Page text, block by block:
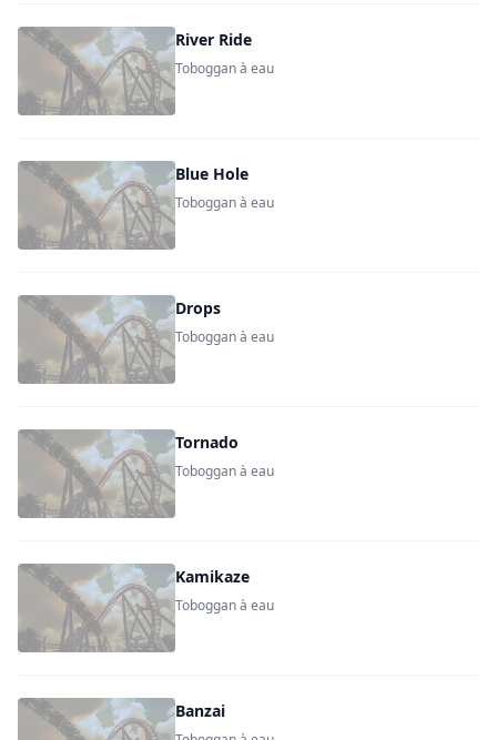
River Ride
Toboggan à eau
Blue Hole
Toboggan à eau
Drops
Toboggan à eau
Tornado
Toboggan à eau
Kamikaze
Toboggan à eau
Banzai